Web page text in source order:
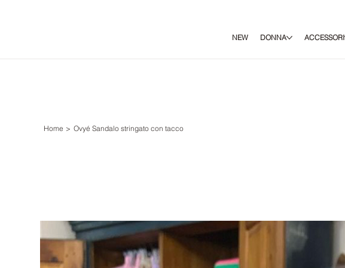
NEW DONNA ACCESSORI
Home > Ovyé Sandalo stringato con tacco